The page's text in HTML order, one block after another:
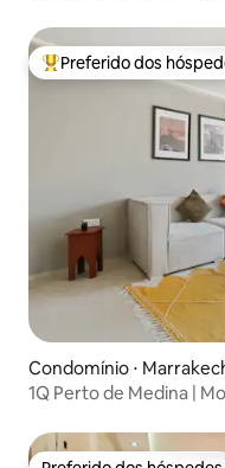
Entre os melhores
Preferido dos
Condomínio ⋅
1Q Perto de Medina |